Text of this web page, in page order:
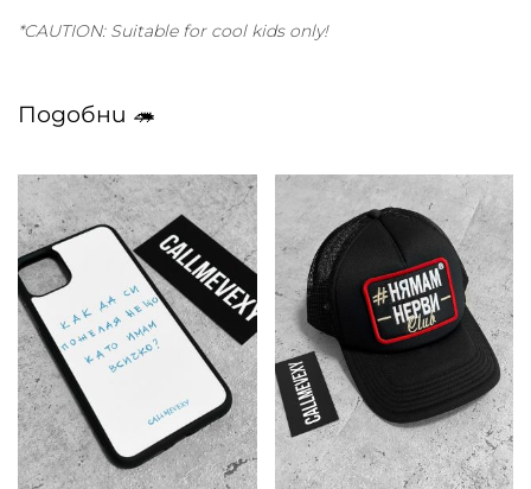
*CAUTION: Suitable for cool kids only!
Подобни 🦔